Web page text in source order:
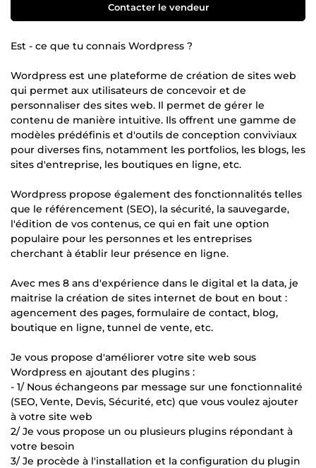
Contacter le vendeur
Est - ce que tu connais Wordpress ?
Wordpress est une plateforme de création de sites web
qui permet aux utilisateurs de concevoir et de
personnaliser des sites web. Il permet de gérer le
contenu de manière intuitive. Ils offrent une gamme de
modèles prédéfinis et d'outils de conception conviviaux
pour diverses fins, notamment les portfolios, les blogs, les
sites d'entreprise, les boutiques en ligne, etc.
Wordpress propose également des fonctionnalités telles
que le référencement (SEO), la sécurité, la sauvegarde,
l'édition de vos contenus, ce qui en fait une option
populaire pour les personnes et les entreprises
cherchant à établir leur présence en ligne.
Avec mes 8 ans d'expérience dans le digital et la data, je
maitrise la création de sites internet de bout en bout :
agencement des pages, formulaire de contact, blog,
boutique en ligne, tunnel de vente, etc.
Je vous propose d'améliorer votre site web sous
Wordpress en ajoutant des plugins :
- 1/ Nous échangeons par message sur une fonctionnalité
(SEO, Vente, Devis, Sécurité, etc) que vous voulez ajouter
à votre site web
2/ Je vous propose un ou plusieurs plugins répondant à
votre besoin
3/ Je procède à l'installation et la configuration du plugin